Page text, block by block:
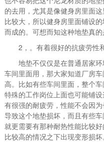
的去用，尤其是像健身房里面
比较大，所以健身房里面铺设
而成的。可想而知这种地垫真的
2，。有着很好的抗疲劳性
地垫不仅仅是在普通居家环
车间里面用，那大家知道厂房
高。比如有些车间里面，整个
特殊的工作岗位上面也可能铺
有很强的耐疲劳，性能不会因
导致这个地垫损坏，而且有些
就更需要有那种耐热性能比较
比较高的情况之下出现变形损坏